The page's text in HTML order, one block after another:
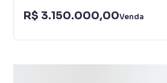
R$ 3.150.000,00Venda